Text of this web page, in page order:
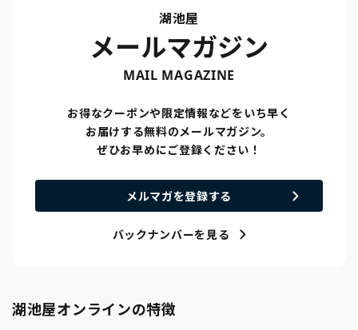
湖池屋
メールマガジン
MAIL MAGAZINE
お得なクーポンや限定情報などをいち早く
お届けする無料のメールマガジン。
ぜひお早めにご登録ください！
メルマガを登録する
バックナンバーを見る
湖池屋オンラインの特徴